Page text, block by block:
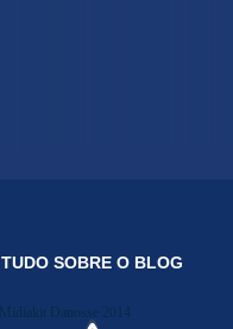
TUDO SOBRE O BLOG
Midiakit Danosse 2014